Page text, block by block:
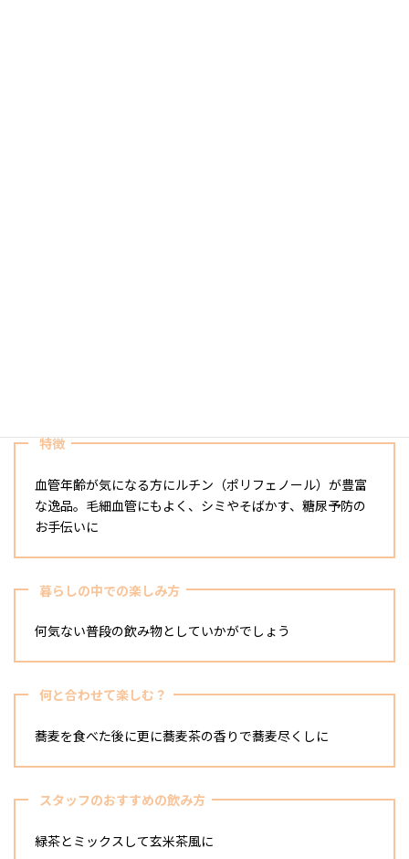
特徴
血管年齢が気になる方にルチン（ポリフェノール）が豊富
な逸品。毛細血管にもよく、シミやそばかす、糖尿予防の
お手伝いに
暮らしの中での楽しみ方
何気ない普段の飲み物としていかがでしょう
何と合わせて楽しむ？
蕎麦を食べた後に更に蕎麦茶の香りで蕎麦尽くしに
スタッフのおすすめの飲み方
緑茶とミックスして玄米茶風に